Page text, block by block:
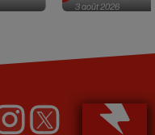
3 août 2026